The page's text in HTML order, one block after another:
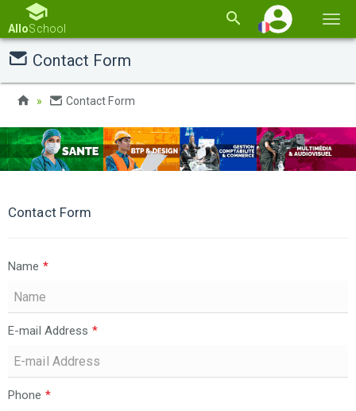
la
AlloSchool
Contact Form
Contact Form
Contact Form
Name *
E-mail Address *
Phone *